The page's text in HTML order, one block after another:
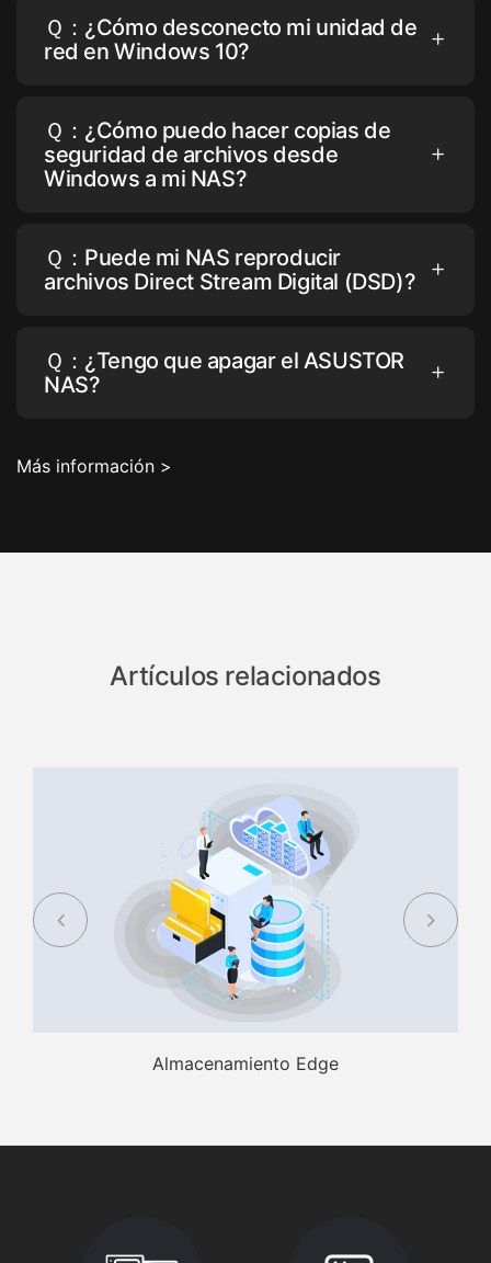
Ｑ：¿Cómo desconecto mi unidad de
red en Windows 10?
Ｑ：¿Cómo puedo hacer copias de
seguridad de archivos desde
Windows a mi NAS?
Ｑ：Puede mi NAS reproducir
archivos Direct Stream Digital (DSD)?
Ｑ：¿Tengo que apagar el ASUSTOR
NAS?
Más información >
Artículos relacionados
Almacenamiento Edge